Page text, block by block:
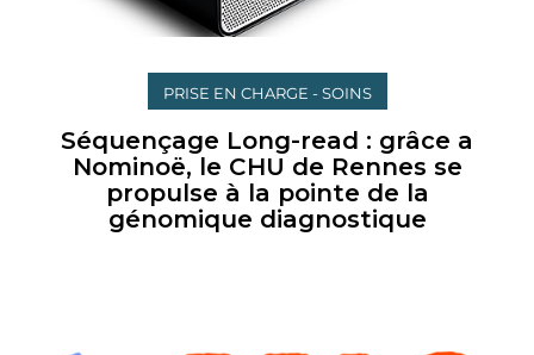
PRISE EN CHARGE - SOINS
Séquençage Long-read : grâce a
Nominoë, le CHU de Rennes se
propulse à la pointe de la
génomique diagnostique